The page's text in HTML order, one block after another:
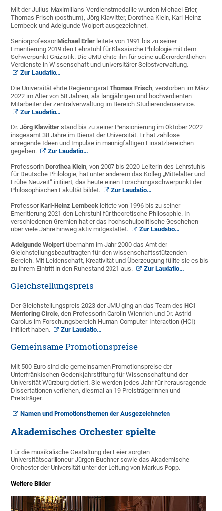
Mit der Julius-Maximilians-Verdienstmedaille wurden Michael Erler,
Thomas Frisch (posthum), Jörg Klawitter, Dorothea Klein, Karl-Heinz
Lembeck und Adelgunde Wolpert ausgezeichnet.
SeniorprofessorMichael Erler leitete von 1991 bis zu seiner
Emeritierung 2019 den Lehrstuhl für Klassische Philologie mit dem
Schwerpunkt Gräzistik. Die JMU ehrte ihn für seine außerordentlichen
Verdienste in Wissenschaft und universitärer Selbstverwaltung.
Zur Laudatio…
Die Universität ehrte RegierungsratThomas Frisch, verstorben im März
2022 im Alter von 58 Jahren, als langjährigen und hochverdienten
Mitarbeiter der Zentralverwaltung im Bereich Studierendenservice.
Zur Laudatio…
Dr.Jörg Klawitter stand bis zu seiner Pensionierung im Oktober 2022
insgesamt 38 Jahre im Dienst der Universität. Er hat zahllose
anregende Ideen und Impulse in mannigfaltigen Einsatzbereichen
gegeben.
Zur Laudatio…
ProfessorinDorothea Klein, von 2007 bis 2020 Leiterin des Lehrstuhls
für Deutsche Philologie, hat unter anderem das Kolleg „Mittelalter und
Frühe Neuzeit“ initiiert, das heute einen Forschungsschwerpunkt der
Philosophischen Fakultät bildet.
Zur Laudatio…
ProfessorKarl-Heinz Lembeck leitete von 1996 bis zu seiner
Emeritierung 2021 den Lehrstuhl für theoretische Philosophie. In
verschiedenen Gremien hat er das hochschulpolitische Geschehen
über viele Jahre hinweg aktiv mitgestaltet.
Zur Laudatio…
Adelgunde Wolpertübernahm im Jahr 2000 das Amt der
Gleichstellungsbeauftragten für den wissenschaftsstützenden
Bereich. Mit Leidenschaft, Kreativität und Überzeugung füllte sie es bis
zu ihrem Eintritt in den Ruhestand 2021 aus.
Zur Laudatio…
Gleichstellungspreis
Der Gleichstellungspreis 2023 der JMU ging an das Team desHCI
Mentoring Circle, den Professorin Carolin Wienrich und Dr. Astrid
Carolus im Forschungsbereich Human-Computer-Interaction (HCI)
initiiert haben.
Zur Laudatio…
Gemeinsame Promotionspreise
Mit 500 Euro sind die gemeinsamen Promotionspreise der
Unterfränkischen Gedenkjahrstiftung für Wissenschaft und der
Universität Würzburg dotiert. Sie werden jedes Jahr für herausragende
Dissertationen verliehen, diesmal an 19 Preisträgerinnen und
Preisträger.
Namen und Promotionsthemen der Ausgezeichneten
Akademisches Orchester spielte
Für die musikalische Gestaltung der Feier sorgten
Universitätscarilloneur Jürgen Buchner sowie das Akademische
Orchester der Universität unter der Leitung von Markus Popp.
Weitere Bilder